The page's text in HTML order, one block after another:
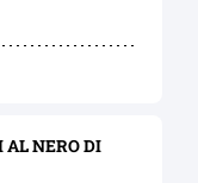
AL NERO DI